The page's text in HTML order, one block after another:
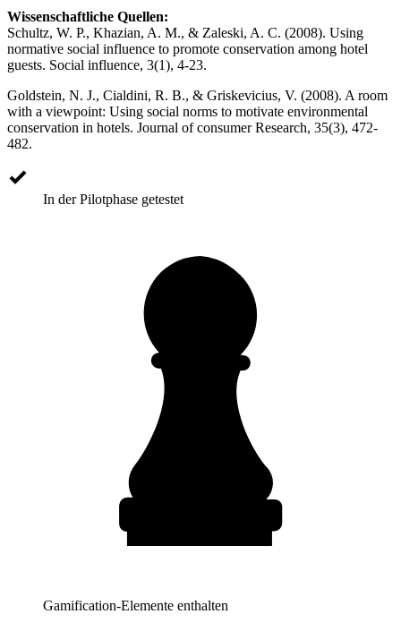
Wissenschaftliche Quellen:
Schultz, W. P., Khazian, A. M., & Zaleski, A. C. (2008). Using
normative social influence to promote conservation among hotel
guests. Social influence, 3(1), 4-23.
Goldstein, N. J., Cialdini, R. B., & Griskevicius, V. (2008). A room
with a viewpoint: Using social norms to motivate environmental
conservation in hotels. Journal of consumer Research, 35(3), 472-
482.
In der Pilotphase getestet
Gamification-Elemente enthalten